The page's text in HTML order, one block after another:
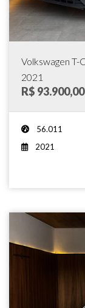
Volkswagen T-
2021
R$ 93.900,00
56.011
2021